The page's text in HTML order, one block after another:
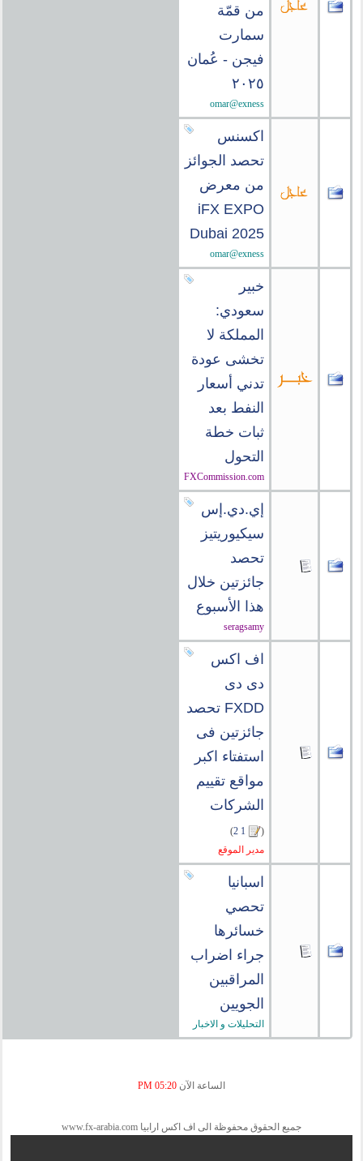
من قمّة
سمارت
فيجن - عُمان
٢٠٢٥
omar@exness
اكسنس
تحصد الجوائز
من معرض
iFX EXPO
Dubai 2025
omar@exness
خبير
سعودي:
المملكة لا
تخشى عودة
تدني أسعار
النفط بعد
ثبات خطة
التحول
FXCommission.com
إي.دي.إس
سيكيوريتيز
تحصد
جائزتين خلال
هذا الأسبوع
seragsamy
اف اكس
دى دى
FXDD تحصد
جائزتين فى
استفتاء اكبر
مواقع تقييم
الشركات
(
1
2
)
مدير الموقع
اسبانيا
تحصي
خسائرها
جراء اضراب
المراقبين
الجويين
التحليلات و الاخبار
الساعة الآن 05:20 PM
جميع الحقوق محفوظة الى اف اكس ارابيا www.fx-arabia.com